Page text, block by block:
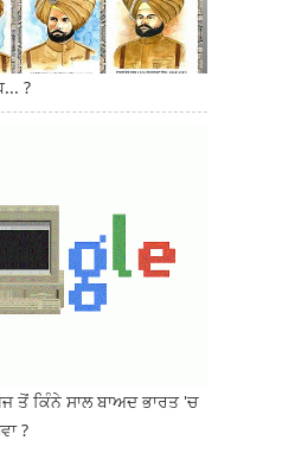
?
ਤੋਂ ਕਿੰਨੇ ਸਾਲ ਬਾਅਦ ਭਾਰਤ 'ਚ
?